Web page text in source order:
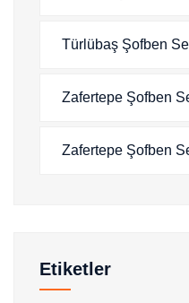
Türlübaş Şofben
Zafertepe Şofben
Zafertepe Şofben
Etiketler